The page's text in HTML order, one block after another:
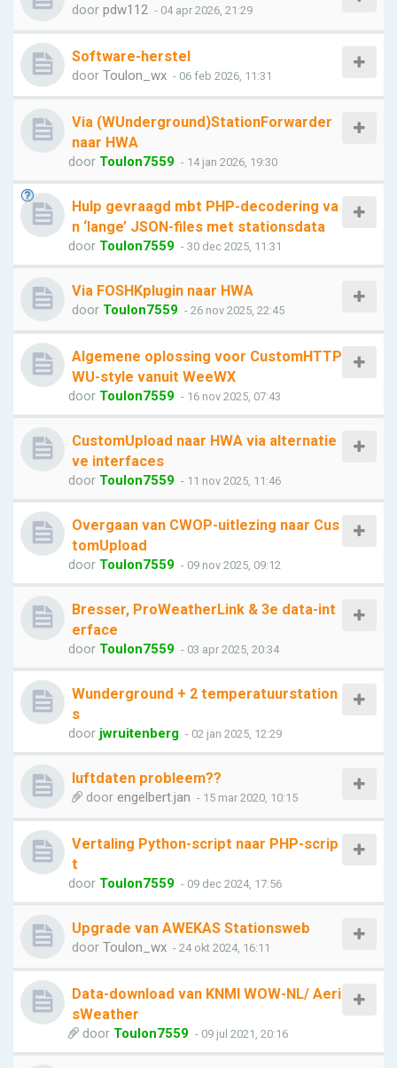
door pdw112 - 04 apr 2026, 21:29
Software-herstel
door Toulon_wx - 06 feb 2026, 11:31
Via (WUnderground)StationForwarder
naar HWA
door Toulon7559 - 14 jan 2026, 19:30
Hulp gevraagd mbt PHP-decodering va
n ‘lange’ JSON-files met stationsdata
door Toulon7559 - 30 dec 2025, 11:31
Via FOSHKplugin naar HWA
door Toulon7559 - 26 nov 2025, 22:45
Algemene oplossing voor CustomHTTP
WU-style vanuit WeeWX
door Toulon7559 - 16 nov 2025, 07:43
CustomUpload naar HWA via alternatie
ve interfaces
door Toulon7559 - 11 nov 2025, 11:46
Overgaan van CWOP-uitlezing naar Cus
tomUpload
door Toulon7559 - 09 nov 2025, 09:12
Bresser, ProWeatherLink & 3e data-int
erface
door Toulon7559 - 03 apr 2025, 20:34
Wunderground + 2 temperatuurstation
s
door jwruitenberg - 02 jan 2025, 12:29
luftdaten probleem??
door engelbert.jan - 15 mar 2020, 10:15
Vertaling Python-script naar PHP-scrip
t
door Toulon7559 - 09 dec 2024, 17:56
Upgrade van AWEKAS Stationsweb
door Toulon_wx - 24 okt 2024, 16:11
Data-download van KNMI WOW-NL/ Aeri
sWeather
door Toulon7559 - 09 jul 2021, 20:16